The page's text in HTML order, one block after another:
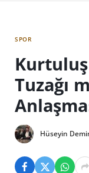
SPOR
Tuzağı
Hüseyin